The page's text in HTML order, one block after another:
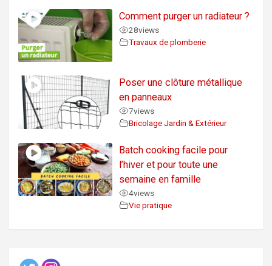
Comment purger un radiateur ?
28views
Travaux de plomberie
Poser une clôture métallique
en panneaux
7views
Bricolage Jardin & Extérieur
Batch cooking facile pour
l’hiver et pour toute une
semaine en famille
4views
Vie pratique